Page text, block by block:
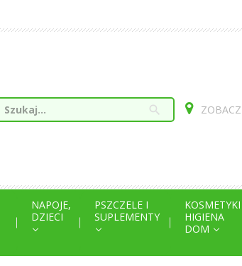
search
NAPOJE,
DZIECI
PSZCZELE I
SUPLEMENTY
KOSMETYKI
HIGIENA
DOM